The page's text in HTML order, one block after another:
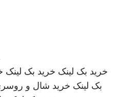
خرید بک لینک خرید بک لینک
بک لینک خرید شال و